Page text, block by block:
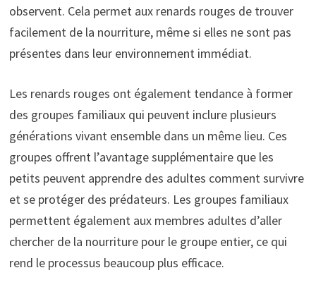
observent. Cela permet aux renards rouges de trouver
facilement de la nourriture, même si elles ne sont pas
présentes dans leur environnement immédiat.
Les renards rouges ont également tendance à former
des groupes familiaux qui peuvent inclure plusieurs
générations vivant ensemble dans un même lieu. Ces
groupes offrent l’avantage supplémentaire que les
petits peuvent apprendre des adultes comment survivre
et se protéger des prédateurs. Les groupes familiaux
permettent également aux membres adultes d’aller
chercher de la nourriture pour le groupe entier, ce qui
rend le processus beaucoup plus efficace.